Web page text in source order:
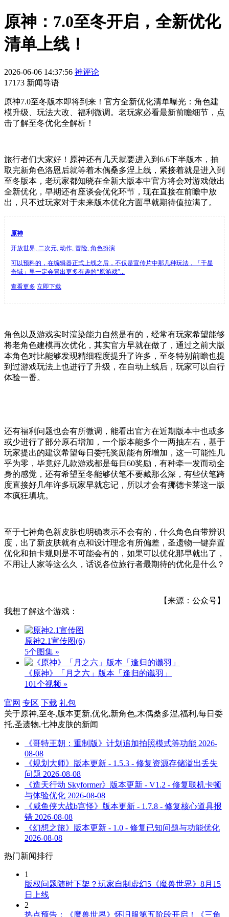
原神：7.0至冬开启，全新优化
清单上线！
2026-06-06 14:37:56 神评论
17173 新闻导语
原神7.0至冬版本即将到来！官方全新优化清单曝光：角色建
模升级、玩法大改、福利微调。老玩家必看最新前瞻细节，点
击了解至冬优化全解析！
旅行者们大家好！原神还有几天就要进入到6.6下半版本，抽
取完新角色洛恩后就等着木偶桑多涅上线，紧接着就是进入到
至冬版本，老玩家都知晓在全新大版本中官方将会对游戏做出
全新优化，早期还有座谈会优化环节，现在直接在前瞻中放
出，只不过玩家对于未来版本优化方面早就期待值拉满了。
原神
开放世界, 二次元, 动作, 冒险, 角色扮演
可以预料的，在编辑器正式上线之后，不仅是宣传片中那几种玩法，「千星
奇域」里一定会冒出更多有趣的“原游戏”...
查看更多 立即下载
角色以及游戏实时渲染能力自然是有的，经常有玩家希望能够
将老角色建模再次优化，其实官方早就在做了，通过之前大版
本角色对比能够发现精细程度提升了许多，至冬特别前瞻也提
到过游戏玩法上也进行了升级，在自动上线后，玩家可以自行
体验一番。
还有福利问题也会有所微调，能看出官方在近期版本中也或多
或少进行了部分原石增加，一个版本能多个一两抽左右，基于
玩家提出的建议希望每日委托奖励能有所增加，这一可能性几
乎为零，毕竟好几款游戏都是每日60奖励，有种牵一发而动全
身的感觉，还有希望至冬能够伏笔不要藏那么深，有些伏笔跨
度直接好几年许多玩家早就忘记，所以才会有挪德卡莱这一版
本疯狂填坑。
至于七神角色新皮肤也明确表示不会有的，什么角色自带辨识
度，出了新皮肤就有点和设计理念有所偏差，圣遗物一键弃置
优化和抽卡规则是不可能会有的，如果可以优化那早就出了，
不用让人家等这么久，话说各位旅行者最期待的优化是什么？
【来源：公众号】
我想了解这个游戏：
原神2.1宣传图(6)
5个图集 »
《原神》「月之六」版本「逢归的谶羽」
101个视频 »
官网 专区 下载 礼包
关于原神,至冬,版本更新,优化,新角色,木偶桑多涅,福利,每日委
托,圣遗物,七神皮肤的新闻
《哥特王朝：重制版》计划追加拍照模式等功能 2026-
08-08
《规划大师》版本更新 - 1.5.3 - 修复资源存储溢出丢失
问题 2026-08-08
《造天行动 Skyformer》版本更新 - V1.2 - 修复联机卡顿
与体验优化 2026-08-08
《咸鱼侠大战b宫怪》版本更新 - 1.7.8 - 修复核心道具报
错 2026-08-08
《幻想之旅》版本更新 - 1.0 - 修复已知问题与功能优化
2026-08-08
热门新闻排行
1
版权问题随时下架？玩家自制虚幻5《魔兽世界》8月15
日上线
2
热点预告：《魔兽世界》怀旧服第五阶段开启！《三角